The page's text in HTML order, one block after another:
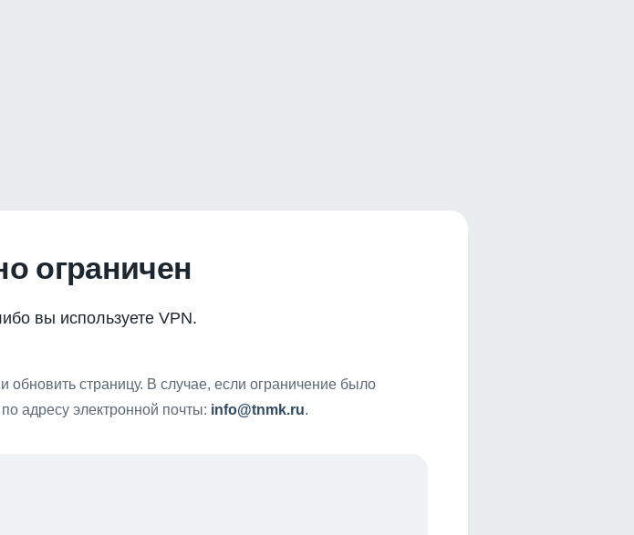
ограничен
вы используете VPN.
обновить страницу. В случае, если ограничение было
адресу электронной почты: info@tnmk.ru.